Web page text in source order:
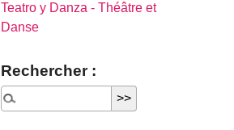
Teatro y Danza - Théâtre et
Danse
Rechercher :